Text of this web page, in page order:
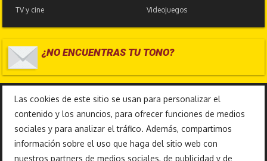
TV y cine
Videojuegos
¿NO ENCUENTRAS TU TONO?
Las cookies de este sitio se usan para personalizar el
contenido y los anuncios, para ofrecer funciones de medios
sociales y para analizar el tráfico. Además, compartimos
información sobre el uso que haga del sitio web con
nuestros partners de medios sociales, de publicidad y de